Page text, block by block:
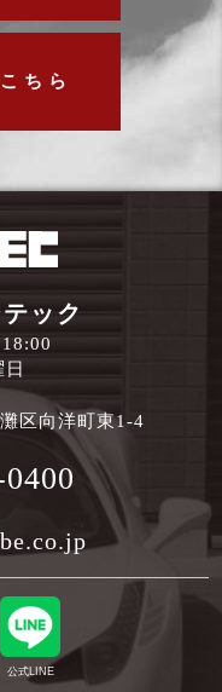
ちら
ック
18:00
区向洋町東1-4
公式LINE